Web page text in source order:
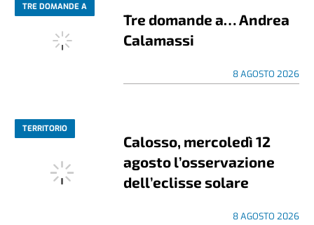
TRE DOMANDE A
Tre domande a… Andrea
Calamassi
8 AGOSTO 2026
TERRITORIO
Calosso, mercoledì 12
agosto l’osservazione
dell’eclisse solare
8 AGOSTO 2026